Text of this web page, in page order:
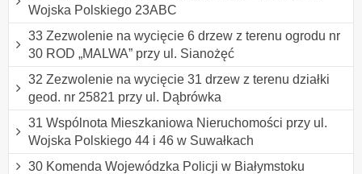
Wojska Polskiego 23ABC
33 Zezwolenie na wycięcie 6 drzew z terenu ogrodu nr
30 ROD „MALWA” przy ul. Sianożęć
32 Zezwolenie na wycięcie 31 drzew z terenu działki
geod. nr 25821 przy ul. Dąbrówka
31 Wspólnota Mieszkaniowa Nieruchomości przy ul.
Wojska Polskiego 44 i 46 w Suwałkach
30 Komenda Wojewódzka Policji w Białymstoku